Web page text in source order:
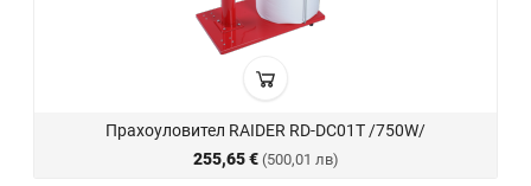
Прахоуловител RAIDER RD-DC01T /750W/
255,65 € (500,01 лв)